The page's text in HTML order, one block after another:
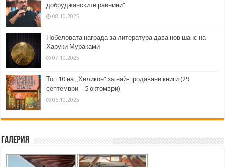
добруджанските равнини“
08.10.2025
Нобеловата награда за литература дава нов шанс на
Харуки Мураками
07.10.2025
Топ 10 на „Хеликон” за най-продавани книги (29
септември – 5 октомври)
06.10.2025
Галерия